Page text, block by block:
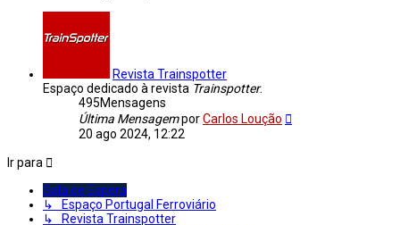
Revista Trainspotter
Espaço dedicado à revista Trainspotter.
495Mensagens
Última MensagemporCarlos Loução
20 ago 2024, 12:22
Ir para
Sala de Espera
↳ Espaço Portugal Ferroviário
↳ Revista Trainspotter